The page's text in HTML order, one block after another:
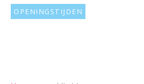
OPENINGSTIJDEN